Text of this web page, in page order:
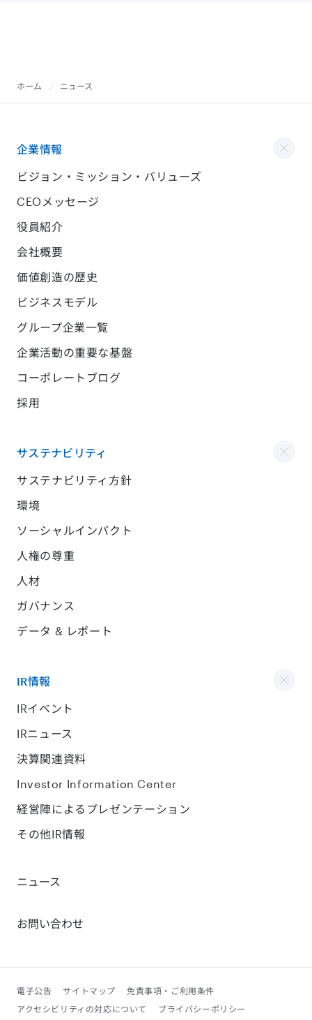
ホーム ニュース
企業情報
ビジョン・ミッション・バリューズ
CEOメッセージ
役員紹介
会社概要
価値創造の歴史
ビジネスモデル
グループ企業一覧
企業活動の重要な基盤
コーポレートブログ
採用
サステナビリティ
サステナビリティ方針
環境
ソーシャルインパクト
人権の尊重
人材
ガバナンス
データ & レポート
IR情報
IRイベント
IRニュース
決算関連資料
Investor Information Center
経営陣によるプレゼンテーション
その他IR情報
ニュース
お問い合わせ
電子公告 サイトマップ
免責事項・ご利用条件
アクセシビリティの対応について
プライバシーポリシー